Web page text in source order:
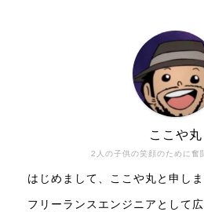
2人の子供の笑顔のために奮
ここや丸
はじめまして、ここや丸と申しま
フリーランスエンジニアとして